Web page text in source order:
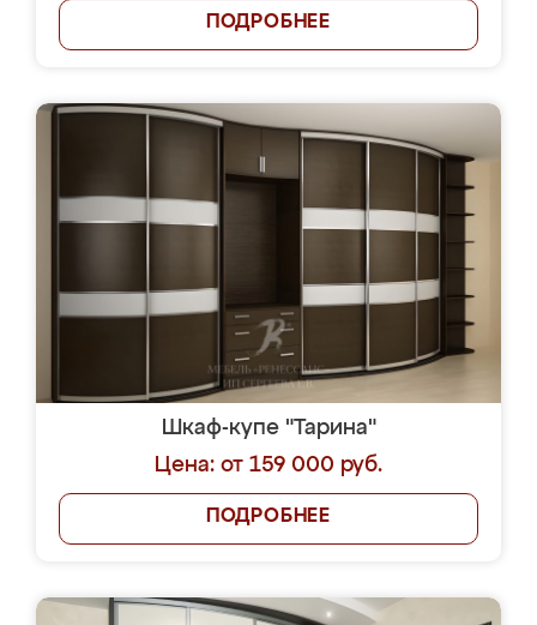
ПОДРОБНЕЕ
Шкаф-купе "Тарина"
Цена: от 159 000 руб.
ПОДРОБНЕЕ